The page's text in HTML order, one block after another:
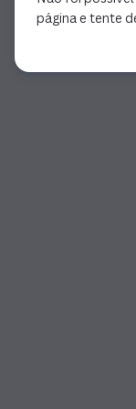
página e tente